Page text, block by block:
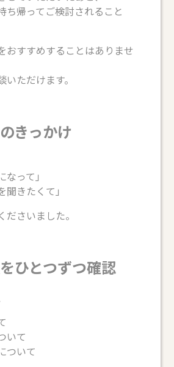
ち帰ってご検討されること
おすすめすることはありませ
ただけます。
きっかけ
なって」
聞きたくて」
ださいました。
ひとつずつ確認
いて
ついて